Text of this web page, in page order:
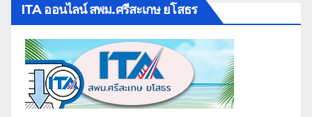
ITA ออนไลน์ สพม.ศรีสะเกษ ยโสธร